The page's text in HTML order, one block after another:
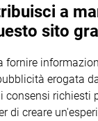
FAMIGLIA
a
sito
fornire
erogata
consensi richiesti
di creare